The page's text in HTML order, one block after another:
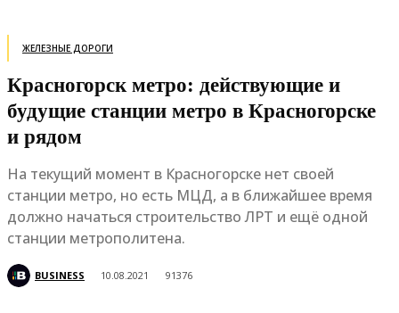
ЖЕЛЕЗНЫЕ ДОРОГИ
Красногорск метро: действующие и
будущие станции метро в Красногорске
и рядом
На текущий момент в Красногорске нет своей
станции метро, но есть МЦД, а в ближайшее время
должно начаться строительство ЛРТ и ещё одной
станции метрополитена.
BUSINESS 10.08.2021 91376